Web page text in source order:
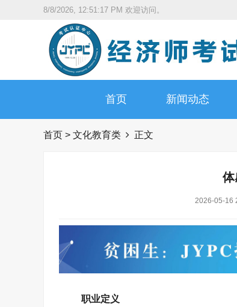
8/8/2026, 12:51:18 PM 欢迎访问。
首页 新闻动态
首页 > 文化教育类 正文
体
2026-05-16
职业定义